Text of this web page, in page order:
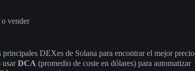
vender
DEXes de Solana para encontrar el mejor precio
usarDCA (promedio de coste en dólares) para automatizar